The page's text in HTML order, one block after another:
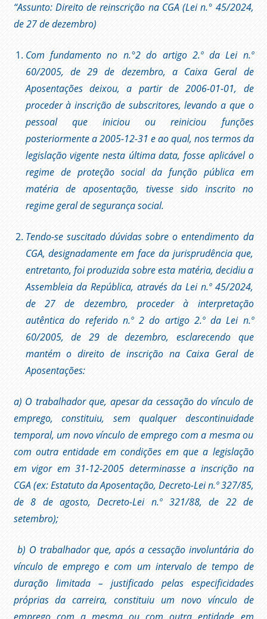
“Assunto: Direito de reinscrição na CGA (Lei n.° 45/2024,
de 27 de dezembro)
Com fundamento no n.°2 do artigo 2.º da Lei n.º
60/2005, de 29 de dezembro, a Caixa Geral de
Aposentações deixou, a partir de 2006-01-01, de
proceder à inscrição de subscritores, levando a que o
pessoal que iniciou ou reiniciou funções
posteriormente a 2005-12-31 e ao qual, nos termos da
legislação vigente nesta última data, fosse aplicável o
regime de proteção social da função pública em
matéria de aposentação, tivesse sido inscrito no
regime geral de segurança social.
Tendo-se suscitado dúvidas sobre o entendimento da
CGA, designadamente em face da jurisprudência que,
entretanto, foi produzida sobre esta matéria, decidiu a
Assembleia da República, através da Lei n.º 45/2024,
de 27 de dezembro, proceder à interpretação
autêntica do referido n.º 2 do artigo 2.º da Lei n.º
60/2005, de 29 de dezembro, esclarecendo que
mantém o direito de inscrição na Caixa Geral de
Aposentações:
a) O trabalhador que, apesar da cessação do vínculo de
emprego, constituiu, sem qualquer descontinuidade
temporal, um novo vínculo de emprego com a mesma ou
com outra entidade em condições em que a legislação
em vigor em 31-12-2005 determinasse a inscrição na
CGA (ex: Estatuto da Aposentação, Decreto-Lei n.º 327/85,
de 8 de agosto, Decreto-Lei n.º 321/88, de 22 de
setembro);
b) O trabalhador que, após a cessação involuntária do
vínculo de emprego e com um intervalo de tempo de
duração limitada – justificado pelas especificidades
próprias da carreira, constituiu um novo vínculo de